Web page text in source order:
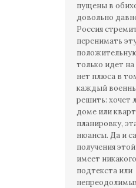
пущены в
довольно
Россия
перенимать
только идет на
нет плюса в
каждый
решить: хочет
доме или
планировку,
нюансы. Да и
получения
имеет
подтекста или